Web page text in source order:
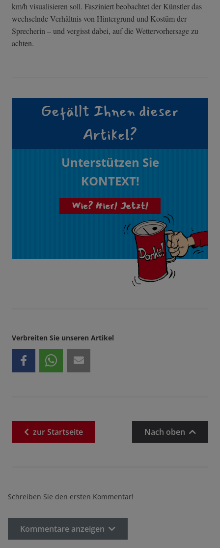
km/h visualisieren soll. Fasziniert beobachtet der Künstler das
wechselnde Verhältnis von Hintergrund und Kostüm der
Sprecherin – und vergisst dabei, auf die Wettervorhersage zu
achten.
Gefällt Ihnen dieser
Artikel?
Unterstützen Sie
KONTEXT!
Wie? Hier! Jetzt!
Verbreiten Sie unseren Artikel
zurStartseite Nach oben
Schreiben Sie den ersten Kommentar!
Kommentare anzeigen